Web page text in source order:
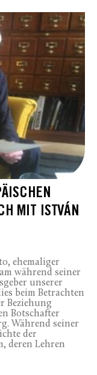
MIT ISTVÁN
ehemaliger
während seiner
unserer
beim Betrachten
Beziehung
Botschafter
Während seiner
der
deren Lehren